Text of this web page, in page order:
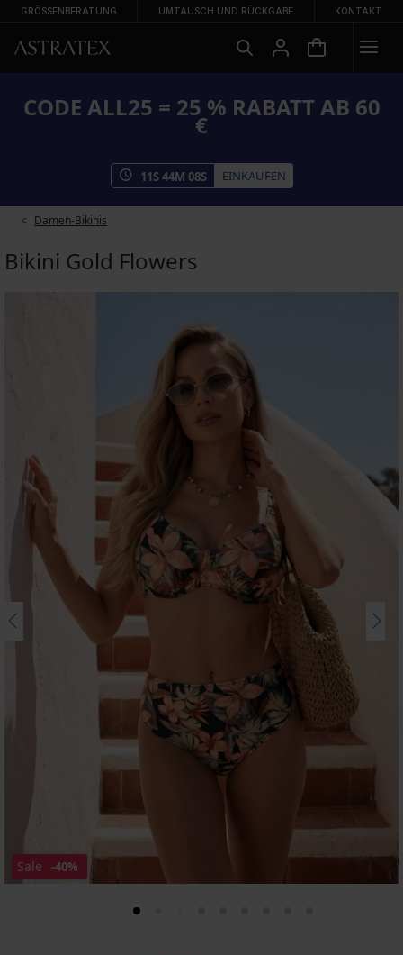
GRÖSSENBERATUNG UMTAUSCH UND RÜCKGABE KONTAKT
CODE ALL25 = 25 % RABATT AB 60
€
11S44M 08S EINKAUFEN
Damen-Bikinis
Bikini Gold Flowers
Sale -40%